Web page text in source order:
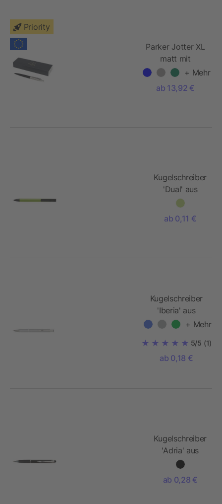
Priority
Parker Jotter XL
matt mit
Kugelschreiber
Chromverzierung
+ Mehr
ab 13,92 €
Kugelschreiber
'Dual' aus
Aluminium
ab 0,11 €
Kugelschreiber
'Iberia' aus
Aluminium+ Mehr
5/5 (1)
ab 0,18 €
Kugelschreiber
'Adria' aus
Metall
ab 0,28 €